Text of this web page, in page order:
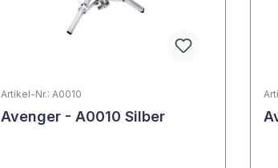
Artikel-Nr.: A0010
Avenger - A0010 Silber